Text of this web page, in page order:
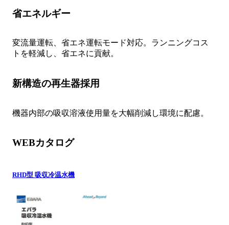
省エネルギー
変流量運転、省エネ運転モード対応。ランニングコス
トを軽減し、省エネに貢献。
新構造の再生器採用
機器内部の吸収溶液使用量を大幅削減し環境に配慮。
WEBカタログ
RHD型 吸収冷温水機